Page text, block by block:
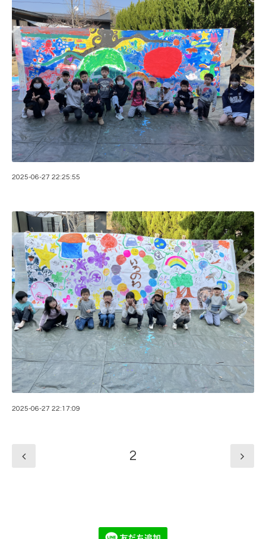
2025-06-27 22:25:55
2025-06-27 22:17:09
2